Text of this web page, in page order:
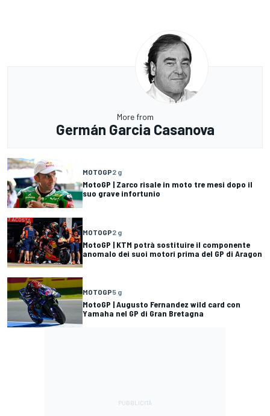
More from
Germán Garcia Casanova
MOTOGP2 g
MotoGP | Zarco risale in moto tre mesi dopo il
suo grave infortunio
MOTOGP2 g
MotoGP | KTM potrà sostituire il componente
anomalo dei suoi motori prima del GP di Aragon
MOTOGP5 g
MotoGP | Augusto Fernandez wild card con
Yamaha nel GP di Gran Bretagna